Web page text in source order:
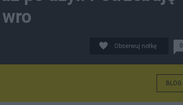
Obserwuj notkę 0
BLOG